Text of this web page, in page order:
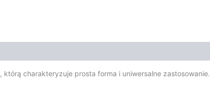
charakteryzuje prosta forma i uniwersalne zastosowanie.